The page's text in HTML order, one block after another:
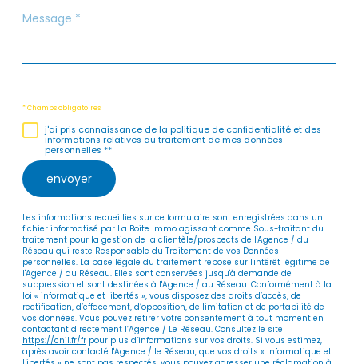
Message
* Champs obligatoires
j'ai pris connaissance de la politique de confidentialité et des
informations relatives au traitement de mes données
personnelles **
envoyer
Les informations recueillies sur ce formulaire sont enregistrées dans un
fichier informatisé par La Boite Immo agissant comme Sous-traitant du
traitement pour la gestion de la clientèle/prospects de l'Agence / du
Réseau qui reste Responsable du Traitement de vos Données
personnelles. La base légale du traitement repose sur l'intérêt légitime de
l'Agence / du Réseau. Elles sont conservées jusqu'à demande de
suppression et sont destinées à l'Agence / au Réseau. Conformément à la
loi « informatique et libertés », vous disposez des droits d’accès, de
rectification, d’effacement, d’opposition, de limitation et de portabilité de
vos données. Vous pouvez retirer votre consentement à tout moment en
contactant directement l’Agence / Le Réseau. Consultez le site
https://cnil.fr/fr pour plus d’informations sur vos droits. Si vous estimez,
après avoir contacté l'Agence / le Réseau, que vos droits « Informatique et